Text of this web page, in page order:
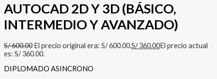
AUTOCAD 2D Y 3D (BÁSICO,
INTERMEDIO Y AVANZADO)
S/600.00 El precio original era: S/ 600.00.S/360.00El precio actual
es: S/ 360.00.
DIPLOMADO ASINCRONO